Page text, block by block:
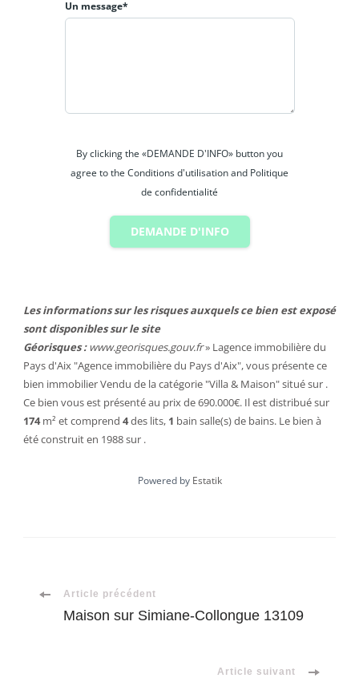
Un message*
By clicking the «DEMANDE D'INFO» button you
agree to the Conditions d'utilisation and Politique
de confidentialité
DEMANDE D'INFO
Les informations sur les risques auxquels ce bien est exposé
sont disponibles sur le site
Géorisques : www.georisques.gouv.fr» Lagence immobilière du
Pays d'Aix "Agence immobilière du Pays d'Aix", vous présente ce
bien immobilierVendu de la catégorie "Villa & Maison" situé sur .
Ce bien vous est présenté au prix de 690.000€. Il est distribué sur
174 m² et comprend 4des lits, 1 bain salle(s) de bains. Le bien à
été construit en 1988 sur .
Powered by Estatik
Navigation
Article précédent
Maison sur Simiane-Collongue 13109
Article suivant